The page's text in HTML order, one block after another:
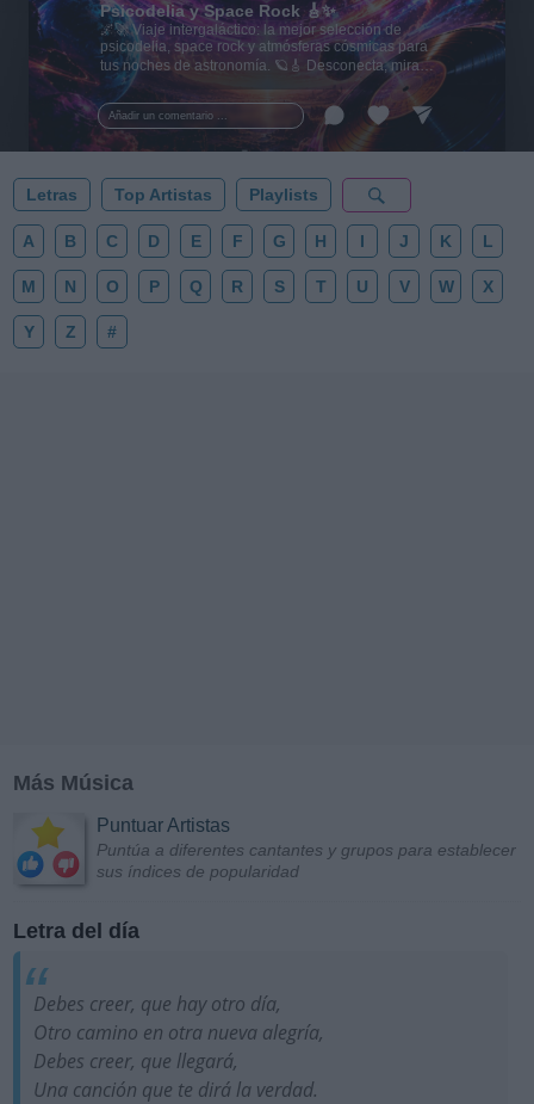
Añadir un comentario ...
Psicodelia y Space Rock 🎸✨
🌌🚀 Viaje intergaláctico: la mejor selección de
psicodelia, space rock y atmósferas cósmicas para
tus noches de astronomía. 🪐🎸 Desconecta, mira
al firmamento y siente la gravedad cero. 💾 ¡Guarda
esta colección para tu próxima noche estrellada!
✨⭐
Letras Top Artistas Playlists
A B C D E F G H I J K L
M N O P Q R S T U V W X
Y Z #
Más Música
Puntuar Artistas
Puntúa a diferentes cantantes y grupos para establecer
sus índices de popularidad
Letra del día
Debes creer, que hay otro día,
Otro camino en otra nueva alegría,
Debes creer, que llegará,
Una canción que te dirá la verdad.